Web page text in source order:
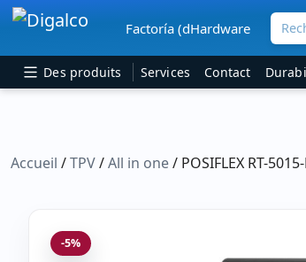
Navigation principale
Factoría (dHardware
Des produits Services Contact
Accueil /TPV/All in one/ POSIFLEX RT-
-5%